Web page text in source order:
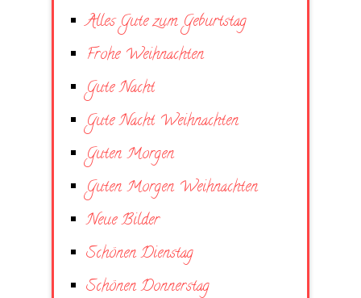
Alles Gute zum Geburtstag
Frohe Weihnachten
Gute Nacht
Gute Nacht Weihnachten
Guten Morgen
Guten Morgen Weihnachten
Neue Bilder
Schönen Dienstag
Schönen Donnerstag